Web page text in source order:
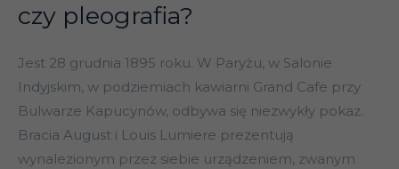
czy pleografia?
Jest 28 grudnia 1895 roku. W Paryżu, w Salonie
Indyjskim, w podziemiach kawiarni Grand Cafe przy
Bulwarze Kapucynów, odbywa się niezwykły pokaz.
Bracia August i Louis Lumiere prezentują
wynalezionym przez siebie urządzeniem, zwanym